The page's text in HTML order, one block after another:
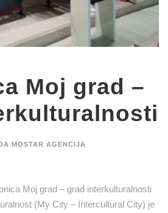
Moj grad –
MOSTAR AGENCIJA
Moj grad – grad interkulturalnosti
(My City – Intercultural City) je